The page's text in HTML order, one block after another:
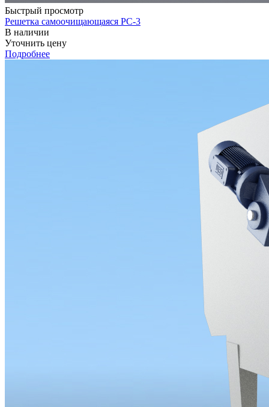
Быстрый просмотр
Решетка самоочищающаяся РС-3
В наличии
Уточнить цену
Подробнее